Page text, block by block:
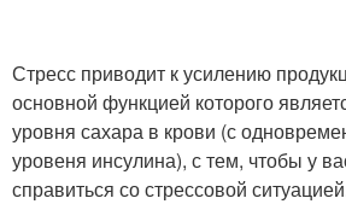
Стресс приводит к усилению
основной функцией которого
уровня сахара в крови (с
уровеня инсулина), с тем, чтобы у
справиться со стрессовой